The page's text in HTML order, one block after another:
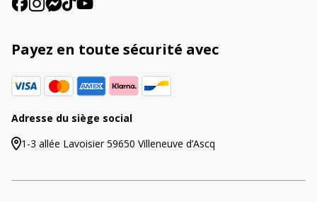
Payez en toute sécurité avec
Adresse du siège social
1-3 allée Lavoisier 59650 Villeneuve d’Ascq